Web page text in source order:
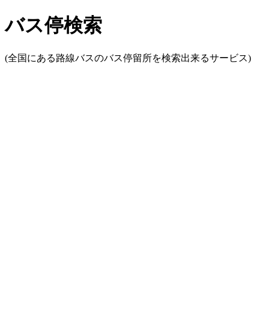
バス停検索
(全国にある路線バスのバス停留所を検索出来るサービス)